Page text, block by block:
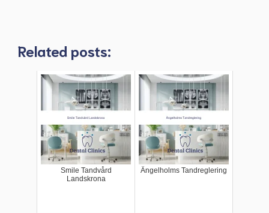
Related posts:
Smile Tandvård
Landskrona
Ängelholms Tandreglering